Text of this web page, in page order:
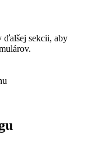
ďalšej sekcii, aby